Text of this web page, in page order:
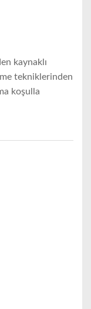
kaynaklı
tekniklerinden
koşulla